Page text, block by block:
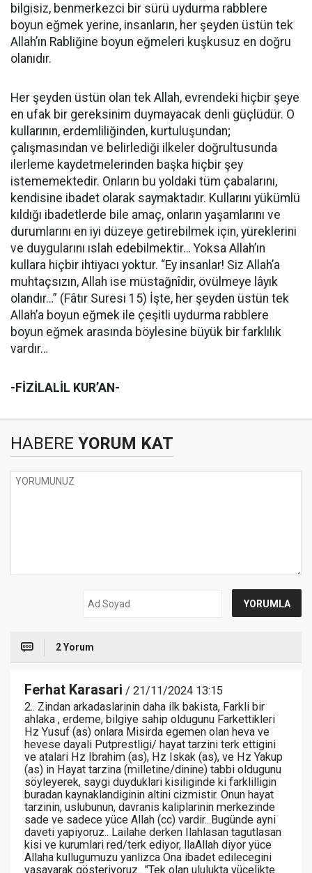
bilgisiz, benmerkezci bir sürü uydurma rabblere
boyun eğmek yerine, insanların, her şeyden üstün tek
Allah’ın Rabliğine boyun eğmeleri kuşkusuz en doğru
olanıdır.
Her şeyden üstün olan tek Allah, evrendeki hiçbir şeye
en ufak bir gereksinim duymayacak denli güçlüdür. O
kullarının, erdemliliğinden, kurtuluşundan;
çalışmasından ve belirlediği ilkeler doğrultusunda
ilerleme kaydetmelerinden başka hiçbir şey
istememektedir. Onların bu yoldaki tüm çabalarını,
kendisine ibadet olarak saymaktadır. Kullarını yükümlü
kıldığı ibadetlerde bile amaç, onların yaşamlarını ve
durumlarını en iyi düzeye getirebilmek için, yüreklerini
ve duygularını ıslah edebilmektir… Yoksa Allah’ın
kullara hiçbir ihtiyacı yoktur. “Ey insanlar! Siz Allah’a
muhtaçsızın, Allah ise müstağnîdir, övülmeye lâyık
olandır…” (Fâtır Suresi 15) İşte, her şeyden üstün tek
Allah’a boyun eğmek ile çeşitli uydurma rabblere
boyun eğmek arasında böylesine büyük bir farklılık
vardır…
-FİZİLALİL KUR’AN-
HABERE YORUM KAT
2 Yorum
Ferhat Karasari / 21/11/2024 13:15
2.. Zindan arkadaslarinin daha ilk bakista, Farkli bir
ahlaka , erdeme, bilgiye sahip oldugunu Farkettikleri
Hz Yusuf (as) onlara Misirda egemen olan heva ve
hevese dayali Putprestligi/ hayat tarzini terk ettigini
ve atalari Hz Ibrahim (as), Hz Iskak (as), ve Hz Yakup
(as) in Hayat tarzina (milletine/dinine) tabbi oldugunu
söyleyerek, saygi duyduklari kisiliginde ki farklilligin
buradan kaynaklandiginin altini cizmistir. Onun hayat
tarzinin, uslubunun, davranis kaliplarinin merkezinde
sade ve sadece yüce Allah (cc) vardir...Bugünde ayni
daveti yapiyoruz.. Lailahe derken Ilahlasan tagutlasan
kisi ve kurumlari red/terk ediyor, llaAllah diyor yüce
Allaha kullugumuzu yanlizca Ona ibadet edilecegini
yasayarak gösteriyoruz.. "Tek olan ululukta yücelikte